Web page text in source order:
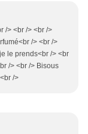
/> <br /> <br />
/> <br />
le prends<br /> <br
/> <br /> Bisous
/>